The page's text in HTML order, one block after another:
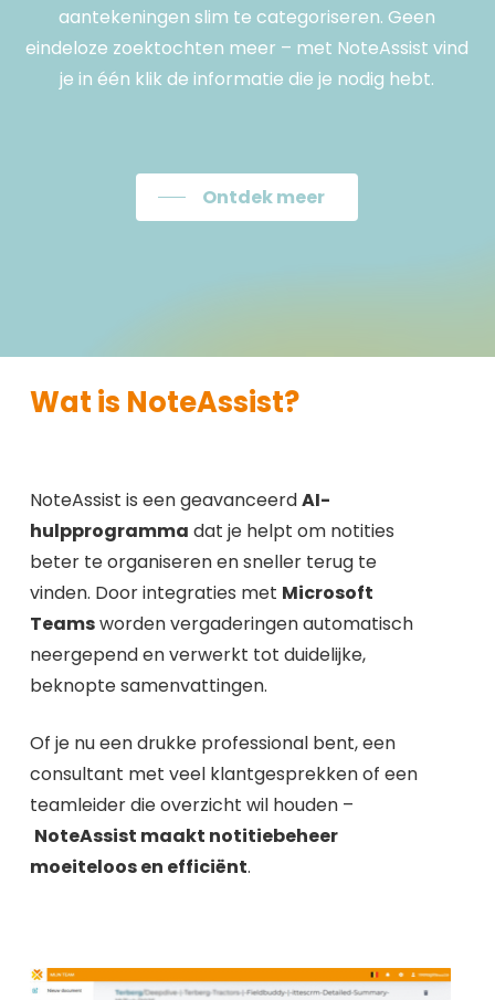
aantekeningen slim te categoriseren. Geen
eindeloze zoektochten meer – met NoteAssist vind
je in één klik de informatie die je nodig hebt.
Ontdek meer
Wat is NoteAssist?
NoteAssist is een geavanceerdAI-
hulpprogramma dat je helpt om notities
beter te organiseren en sneller terug te
vinden. Door integraties met Microsoft
Teamsworden vergaderingen automatisch
neergepend en verwerkt tot duidelijke,
beknopte samenvattingen.
Of je nu een drukke professional bent, een
consultant met veel klantgesprekken of een
teamleider die overzicht wil houden –
NoteAssist maakt notitiebeheer
moeiteloos en efficiënt.